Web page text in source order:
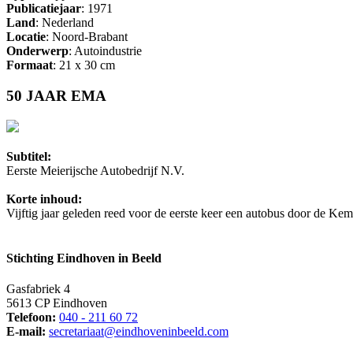
Publicatiejaar: 1971
Land: Nederland
Locatie: Noord-Brabant
Onderwerp: Autoindustrie
Formaat: 21 x 30 cm
50 JAAR EMA
Subtitel:
Eerste Meierijsche Autobedrijf N.V.
Korte inhoud:
Vijftig jaar geleden reed voor de eerste keer een autobus door de
Stichting Eindhoven in Beeld
Gasfabriek 4
5613 CP Eindhoven
Telefoon: 040 - 211 60 72
E-mail: secretariaat@eindhoveninbeeld.com